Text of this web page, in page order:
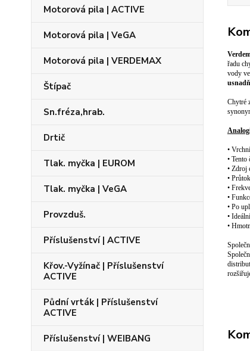
Motorová pila | ACTIVE
Motorová pila | VeGA
Motorová pila | VERDEMAX
Štípač
Sn.fréza,hrab.
Drtič
Tlak. myčka | EUROM
Tlak. myčka | VeGA
Provzduš.
Příslušenství | ACTIVE
Křov.-Vyžínač | Příslušenství
ACTIVE
Půdní vrták | Příslušenství
ACTIVE
Příslušenství | WEIBANG
řadu
vody
Chytré
•
•
• Zdroj
•
•
•
• Po
•
•